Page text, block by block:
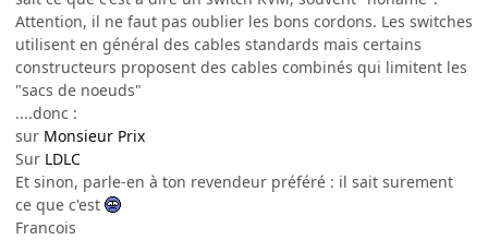
Attention, il ne faut pas oublier les bons cordons. Les switches
utilisent en général des cables standards mais certains
constructeurs proposent des cables combinés qui limitent les
"sacs de noeuds"
....donc :
sur Monsieur Prix
Sur LDLC
Et sinon, parle-en à ton revendeur préféré : il sait surement
ce que c'est
Francois